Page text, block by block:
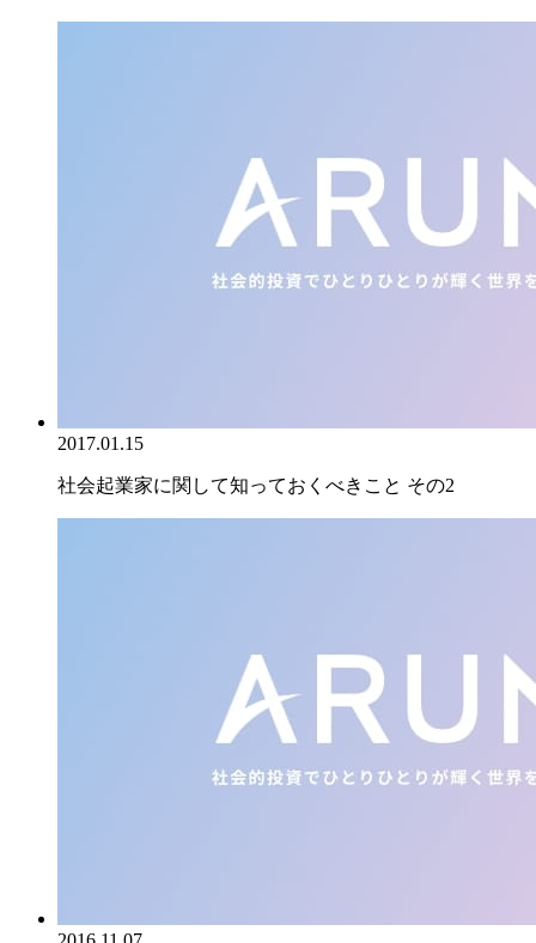
2017.01.15
社会起業家に関して知っておくべきこと その2